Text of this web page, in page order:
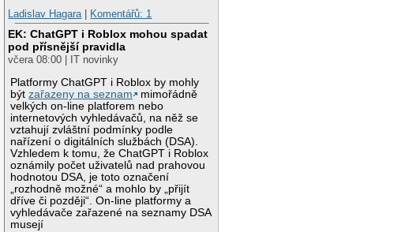
Ladislav Hagara
Komentářů: 1
EK: ChatGPT i Roblox mohou spadat
pod přísnější pravidla
včera 08:00 | IT novinky
Platformy ChatGPT i Roblox by mohly
býtzařazeny na seznam
mimořádně
velkých on-line platforem nebo
internetových vyhledávačů, na něž se
vztahují zvláštní podmínky podle
nařízení o digitálních službách (DSA).
Vzhledem k tomu, že ChatGPT i Roblox
oznámily počet uživatelů nad prahovou
hodnotou DSA, je toto označení
„rozhodně možné“ a mohlo by „přijít
dříve či později“. On-line platformy a
vyhledávače zařazené na seznamy DSA
musejí